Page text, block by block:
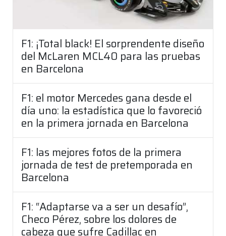
F1: ¡Total black! El sorprendente diseño
del McLaren MCL40 para las pruebas
en Barcelona
F1: el motor Mercedes gana desde el
día uno: la estadística que lo favoreció
en la primera jornada en Barcelona
F1: las mejores fotos de la primera
jornada de test de pretemporada en
Barcelona
F1: “Adaptarse va a ser un desafío”,
Checo Pérez, sobre los dolores de
cabeza que sufre Cadillac en